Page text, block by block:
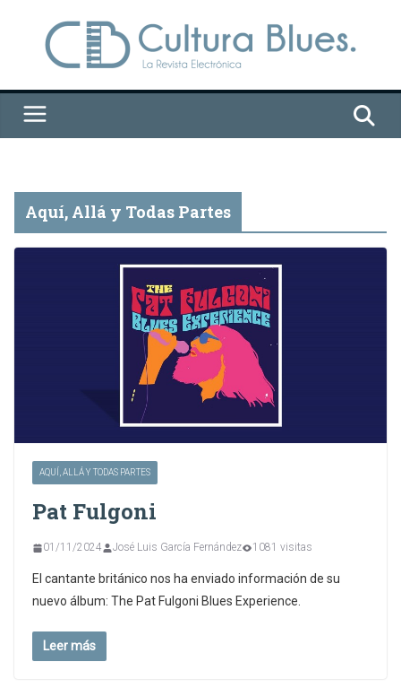
contenido
Aquí, Allá y Todas Partes
AQUÍ, ALLÁ Y TODAS PARTES
Pat Fulgoni
01/11/2024 José Luis García Fernández 1081 visitas
El cantante británico nos ha enviado información de su
nuevo álbum: The Pat Fulgoni Blues Experience.
Leer más